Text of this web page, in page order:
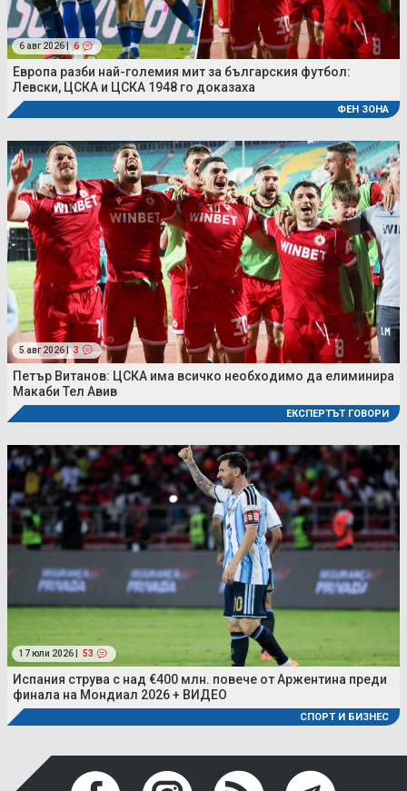
6 авг 2026 | 6
Европа разби най-големия мит за българския футбол:
Левски, ЦСКА и ЦСКА 1948 го доказаха
ФЕН ЗОНА
5 авг 2026 | 3
Петър Витанов: ЦСКА има всичко необходимо да елиминира
Макаби Тел Авив
ЕКСПЕРТЪТ ГОВОРИ
17 юли 2026 | 53
Испания струва с над €400 млн. повече от Аржентина преди
финала на Мондиал 2026 + ВИДЕО
СПОРТ И БИЗНЕС